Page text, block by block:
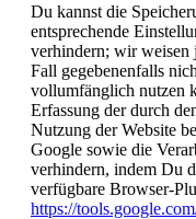
Du kannst die
entsprechende
verhindern; wir weisen
Fall gegebenenfalls
vollumfänglich nutzen
Erfassung der durch
Nutzung der Website
Google sowie die
verhindern, indem Du
verfügbare Browser-
https://